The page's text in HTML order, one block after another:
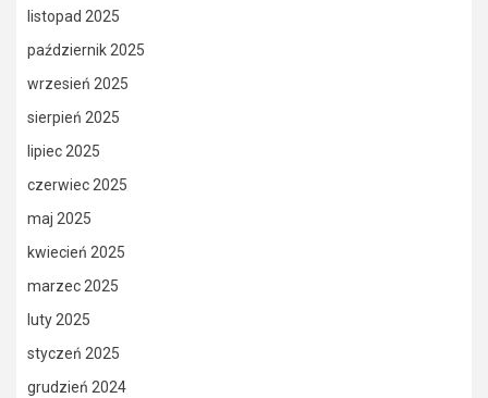
listopad 2025
październik 2025
wrzesień 2025
sierpień 2025
lipiec 2025
czerwiec 2025
maj 2025
kwiecień 2025
marzec 2025
luty 2025
styczeń 2025
grudzień 2024